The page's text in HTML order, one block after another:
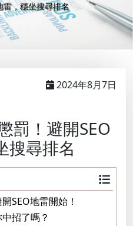
雷，穩坐搜尋排名
2024年8月7日
罰！避開SEO
搜尋排名
SEO地雷開始！
招了嗎？